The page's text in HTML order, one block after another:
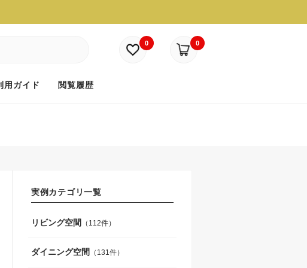
0 0
用ガイド 閲覧履歴
実例カテゴリ一覧
リビング空間 （112件）
ダイニング空間 （131件）